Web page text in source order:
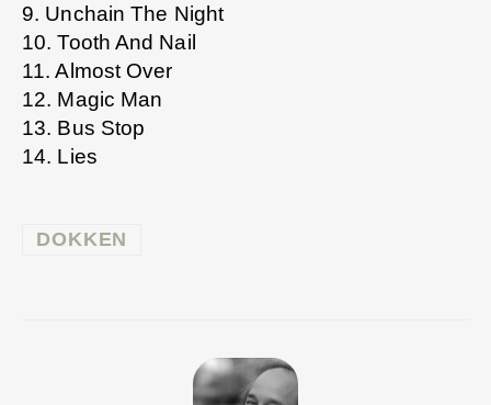
9. Unchain The Night
10. Tooth And Nail
11. Almost Over
12. Magic Man
13. Bus Stop
14. Lies
DOKKEN